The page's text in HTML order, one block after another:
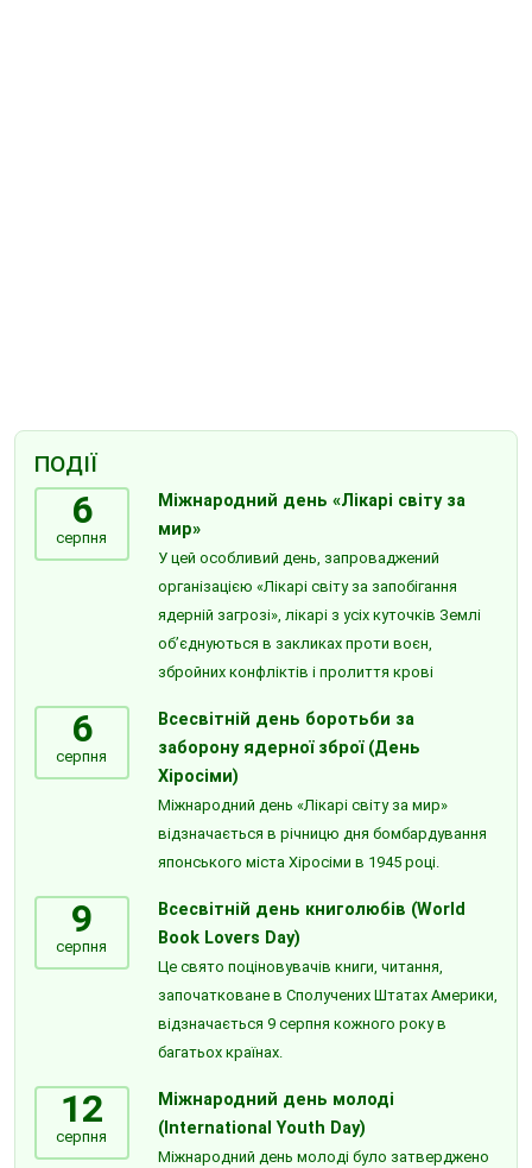
ПОДІЇ
6
серпня
Міжнародний день «Лікарі світу за
мир»
У цей особливий день, запроваджений
організацією «Лікарі світу за запобігання
ядерній загрозі», лікарі з усіх куточків Землі
об’єднуються в закликах проти воєн,
збройних конфліктів і пролиття крові
6
серпня
Всесвітній день боротьби за
заборону ядерної зброї (День
Хіросіми)
Міжнародний день «Лікарі світу за мир»
відзначається в річницю дня бомбардування
японського міста Хіросіми в 1945 році.
9
серпня
Всесвітній день книголюбів (World
Book Lovers Day)
Це свято поціновувачів книги, читання,
започатковане в Сполучених Штатах Америки,
відзначається 9 серпня кожного року в
багатьох країнах.
12
серпня
Міжнародний день молоді
(International Youth Day)
Міжнародний день молоді було затверджено